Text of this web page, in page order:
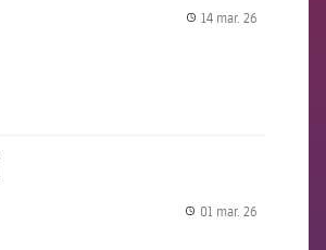
14 mar. 26
01 mar. 26